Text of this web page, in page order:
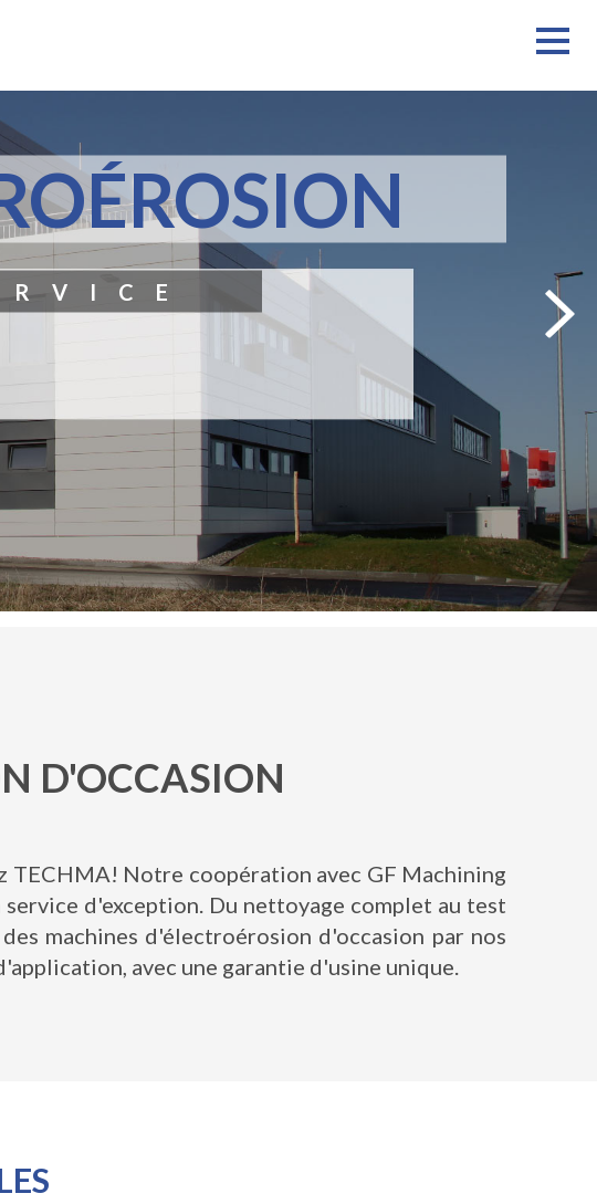
D'OCCASION
TECHMA! Notre coopération avec GF Machining
d'exception. Du nettoyage complet au test
machines d'électroérosion d'occasion par nos
avec une garantie d'usine unique.